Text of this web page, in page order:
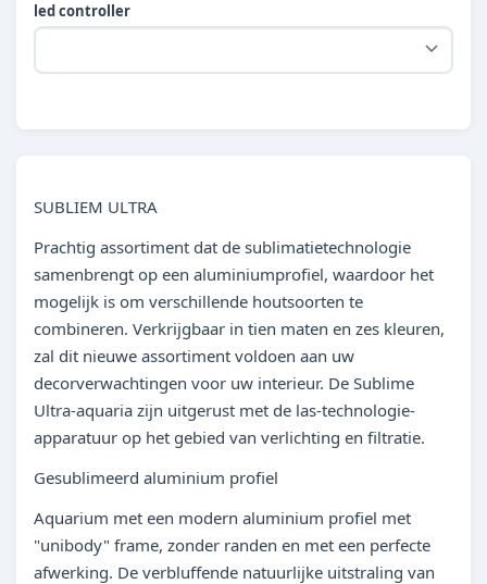
led controller
SUBLIEM ULTRA
Prachtig assortiment dat de sublimatietechnologie
samenbrengt op een aluminiumprofiel, waardoor het
mogelijk is om verschillende houtsoorten te
combineren. Verkrijgbaar in tien maten en zes kleuren,
zal dit nieuwe assortiment voldoen aan uw
decorverwachtingen voor uw interieur. De Sublime
Ultra-aquaria zijn uitgerust met de las-technologie-
apparatuur op het gebied van verlichting en filtratie.
Gesublimeerd aluminium profiel
Aquarium met een modern aluminium profiel met
"unibody" frame, zonder randen en met een perfecte
afwerking. De verbluffende natuurlijke uitstraling van